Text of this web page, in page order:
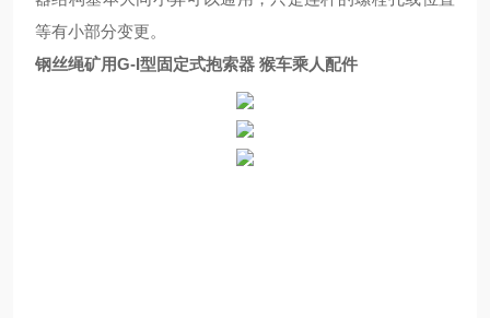
等有小部分变更。
钢丝绳矿用G-I型固定式抱索器 猴车乘人配件